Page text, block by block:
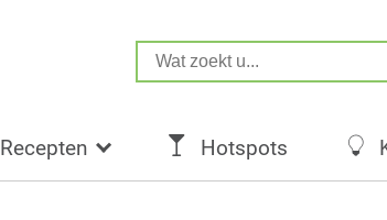
Recepten Hotspots